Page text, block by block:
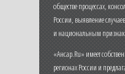
обществе процессах,
России, выявление
и национальным
«Ансар.Ru» имеет
регионах России и